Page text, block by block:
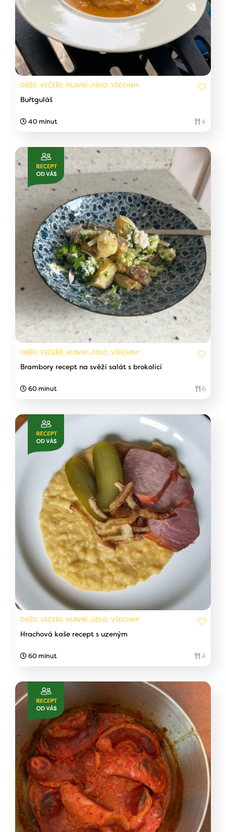
OBĚD, VEČEŘE, HLAVNÍ JÍDLO, VŠECHNY
Buřtguláš
40 minut 4
OBĚD, VEČEŘE, HLAVNÍ JÍDLO, VŠECHNY
Brambory recept na svěží salát s brokolicí
60 minut 6
OBĚD, VEČEŘE, HLAVNÍ JÍDLO, VŠECHNY
Hrachová kaše recept s uzeným
60 minut 4